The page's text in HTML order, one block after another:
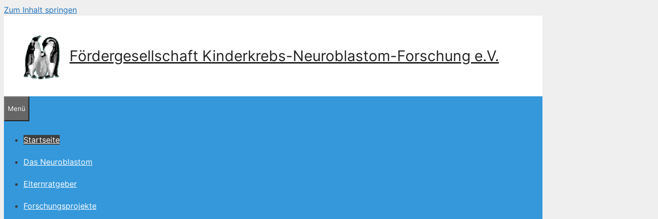
Zum Inhalt springen
Fördergesellschaft Kinderkrebs-Neuroblastom-Forschung e.V.
Menü
Startseite
Das Neuroblastom
Elternratgeber
Forschungsprojekte